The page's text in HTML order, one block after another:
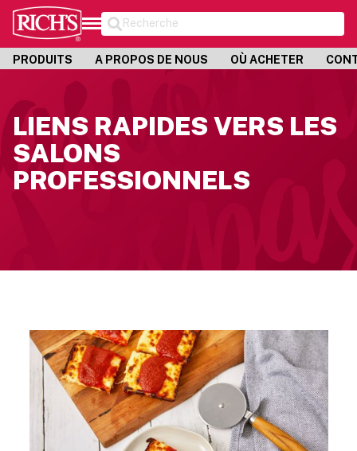
Recherche
PRODUITS A PROPOS DE NOUS OÙ ACHETER
LIENS RAPIDES VERS LES
SALONS
PROFESSIONNELS